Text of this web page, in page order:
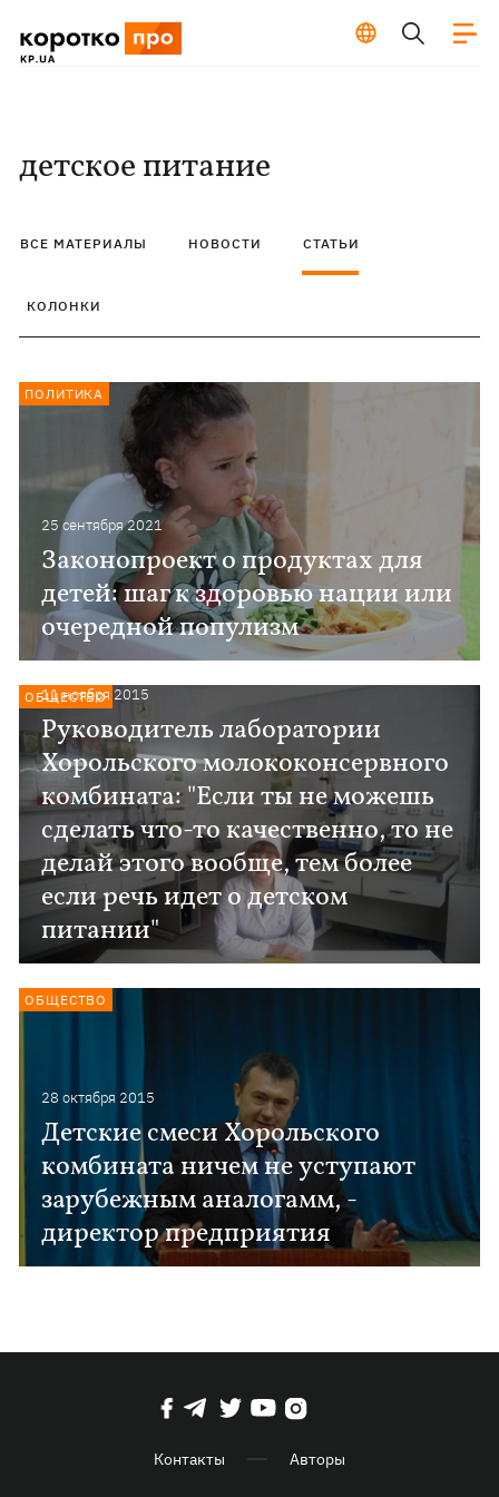
детское питание
ВСЕ МАТЕРИАЛЫ НОВОСТИ СТАТЬИ
КОЛОНКИ
25 сентября 2021
Законопроект о продуктах для
детей: шаг к здоровью нации или
очередной популизм
ПОЛИТИКА
11 ноября 2015
Руководитель лаборатории
Хорольского молококонсервного
комбината: "Если ты не можешь
сделать что-то качественно, то не
делай этого вообще, тем более
если речь идет о детском
питании"
ОБЩЕСТВО
28 октября 2015
Детские смеси Хорольского
комбината ничем не уступают
зарубежным аналогамм, -
директор предприятия
ОБЩЕСТВО
Контакты Авторы